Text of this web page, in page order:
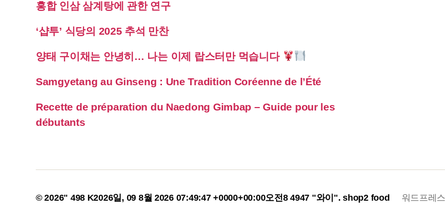
홍합 인삼 삼계탕에 관한 연구
‘샵투’ 식당의 2025 추석 만찬
양태 구이채는 안녕히… 나는 이제 랍스터만 먹습니다
Samgyetang au Ginseng : Une Tradition Coréenne de l’Été
Recette de préparation du Naedong Gimbap – Guide pour les
débutants
© 2026" 498 K2026일, 09 8월 2026 07:49:47 +0000+00:00오전8 4947 "와이".shop2 food 워드프레